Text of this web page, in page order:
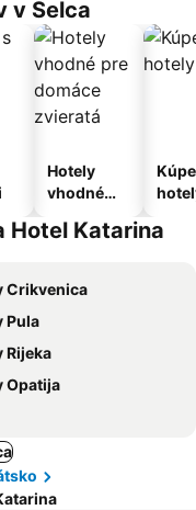
v Selca
Hotely
vhodné
domáce
Hotel Katarina
Crikvenica
Pula
Rijeka
Opatija